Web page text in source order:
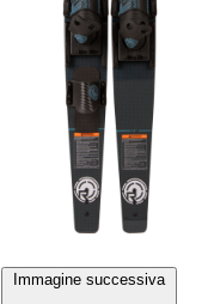
Immagine successiva